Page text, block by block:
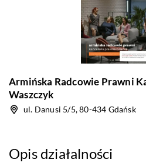
Armińska Radcowie Prawni
Waszczyk
ul. Danusi 5/5, 80-434 Gdańsk
Opis działalności